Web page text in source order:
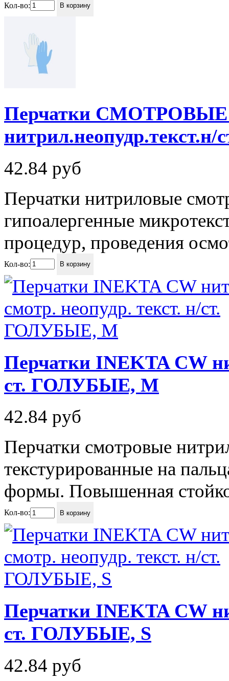
Кол-во: В корзину
Перчатки СМОТРОВЫЕ
нитрил.неопудр.текст.н/
42.84 руб
Перчатки нитриловые
гипоалергенные
процедур, проведения
Кол-во: В корзину
Перчатки INEKTA CW
ст. ГОЛУБЫЕ, M
42.84 руб
Перчатки смотровые
текстурированные на
формы. Повышенная
Кол-во: В корзину
Перчатки INEKTA CW
ст. ГОЛУБЫЕ, S
42.84 руб